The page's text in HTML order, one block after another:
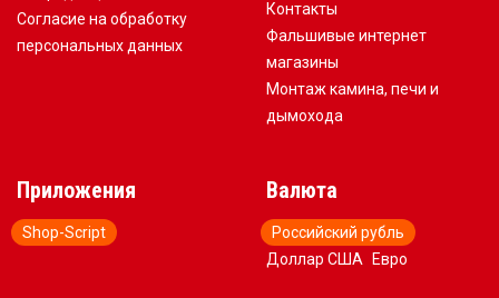
Согласие на обработку
персональных данных
Контакты
Фальшивые интернет
магазины
Монтаж камина, печи и
дымохода
Приложения
Shop-Script
Валюта
Российский рубль
Доллар США
Евро